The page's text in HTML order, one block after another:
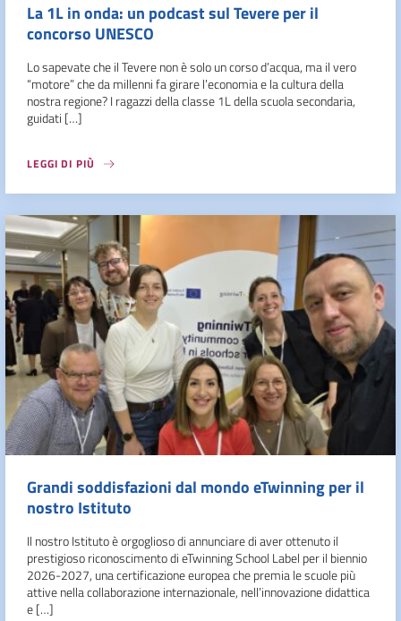
La 1L in onda: un podcast sul Tevere per il
concorso UNESCO
Lo sapevate che il Tevere non è solo un corso d’acqua, ma il vero
“motore” che da millenni fa girare l’economia e la cultura della
nostra regione? I ragazzi della classe 1L della scuola secondaria,
guidati […]
LEGGI DI PIÙ
Grandi soddisfazioni dal mondo eTwinning per il
nostro Istituto
Il nostro Istituto è orgoglioso di annunciare di aver ottenuto il
prestigioso riconoscimento di eTwinning School Label per il biennio
2026-2027, una certificazione europea che premia le scuole più
attive nella collaborazione internazionale, nell’innovazione didattica
e […]